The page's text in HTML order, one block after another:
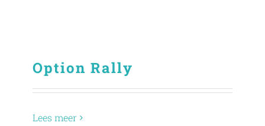
Option Rally
Lees meer